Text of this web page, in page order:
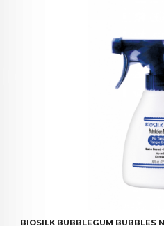
BIOSILK BUBBLEGUM BUBBLES